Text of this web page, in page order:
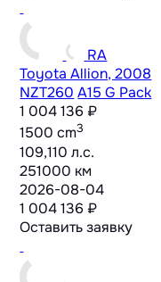
RA
Toyota Allion, 2008
NZT260 A15 G Pack
1 004 136 ₽
1500 cm3
109,110 л.с.
251000 км
2026-08-04
1 004 136 ₽
Оставить заявку